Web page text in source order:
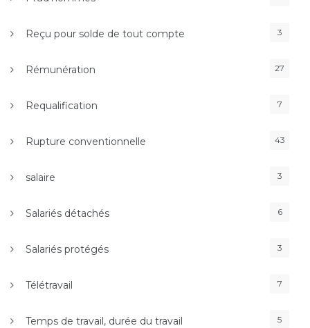
Reçu pour solde de tout compte 3
Rémunération 27
Requalification 7
Rupture conventionnelle 43
salaire 3
Salariés détachés 6
Salariés protégés 3
Télétravail 7
Temps de travail, durée du travail 5